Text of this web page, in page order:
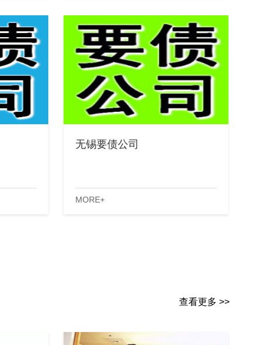
无锡要债公司
MORE+
查看更多 >>